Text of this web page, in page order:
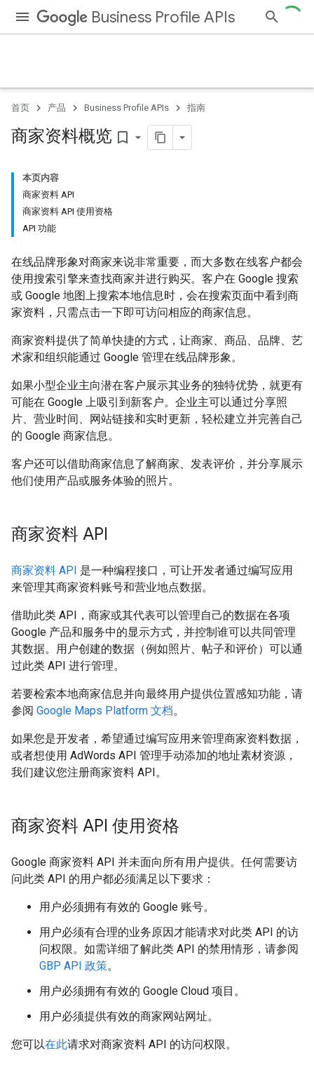
Business Profile APIs
首页 产品 Business Profile APIs 指南
商家资料概览 bookmark_border
本页内容
商家资料 API
商家资料 API 使用资格
API 功能
在线品牌形象对商家来说非常重要，而大多数在线客户都会
使用搜索引擎来查找商家并进行购买。客户在 Google 搜索
或 Google 地图上搜索本地信息时，会在搜索页面中看到商
家资料，只需点击一下即可访问相应的商家信息。
商家资料提供了简单快捷的方式，让商家、商品、品牌、艺
术家和组织能通过 Google 管理在线品牌形象。
如果小型企业主向潜在客户展示其业务的独特优势，就更有
可能在 Google 上吸引到新客户。企业主可以通过分享照
片、营业时间、网站链接和实时更新，轻松建立并完善自己
的 Google 商家信息。
客户还可以借助商家信息了解商家、发表评价，并分享展示
他们使用产品或服务体验的照片。
商家资料 API
商家资料 API 是一种编程接口，可让开发者通过编写应用
来管理其商家资料账号和营业地点数据。
借助此类 API，商家或其代表可以管理自己的数据在各项
Google 产品和服务中的显示方式，并控制谁可以共同管理
其数据。用户创建的数据（例如照片、帖子和评价）可以通
过此类 API 进行管理。
若要检索本地商家信息并向最终用户提供位置感知功能，请
参阅 Google Maps Platform 文档。
如果您是开发者，希望通过编写应用来管理商家资料数据，
或者想使用 AdWords API 管理手动添加的地址素材资源，
我们建议您注册商家资料 API。
商家资料 API 使用资格
Google 商家资料 API 并未面向所有用户提供。任何需要访
问此类 API 的用户都必须满足以下要求：
用户必须拥有有效的 Google 账号。
用户必须有合理的业务原因才能请求对此类 API 的访
问权限。如需详细了解此类 API 的禁用情形，请参阅
GBP API 政策。
用户必须拥有有效的 Google Cloud 项目。
用户必须提供有效的商家网站网址。
您可以在此请求对商家资料 API 的访问权限。